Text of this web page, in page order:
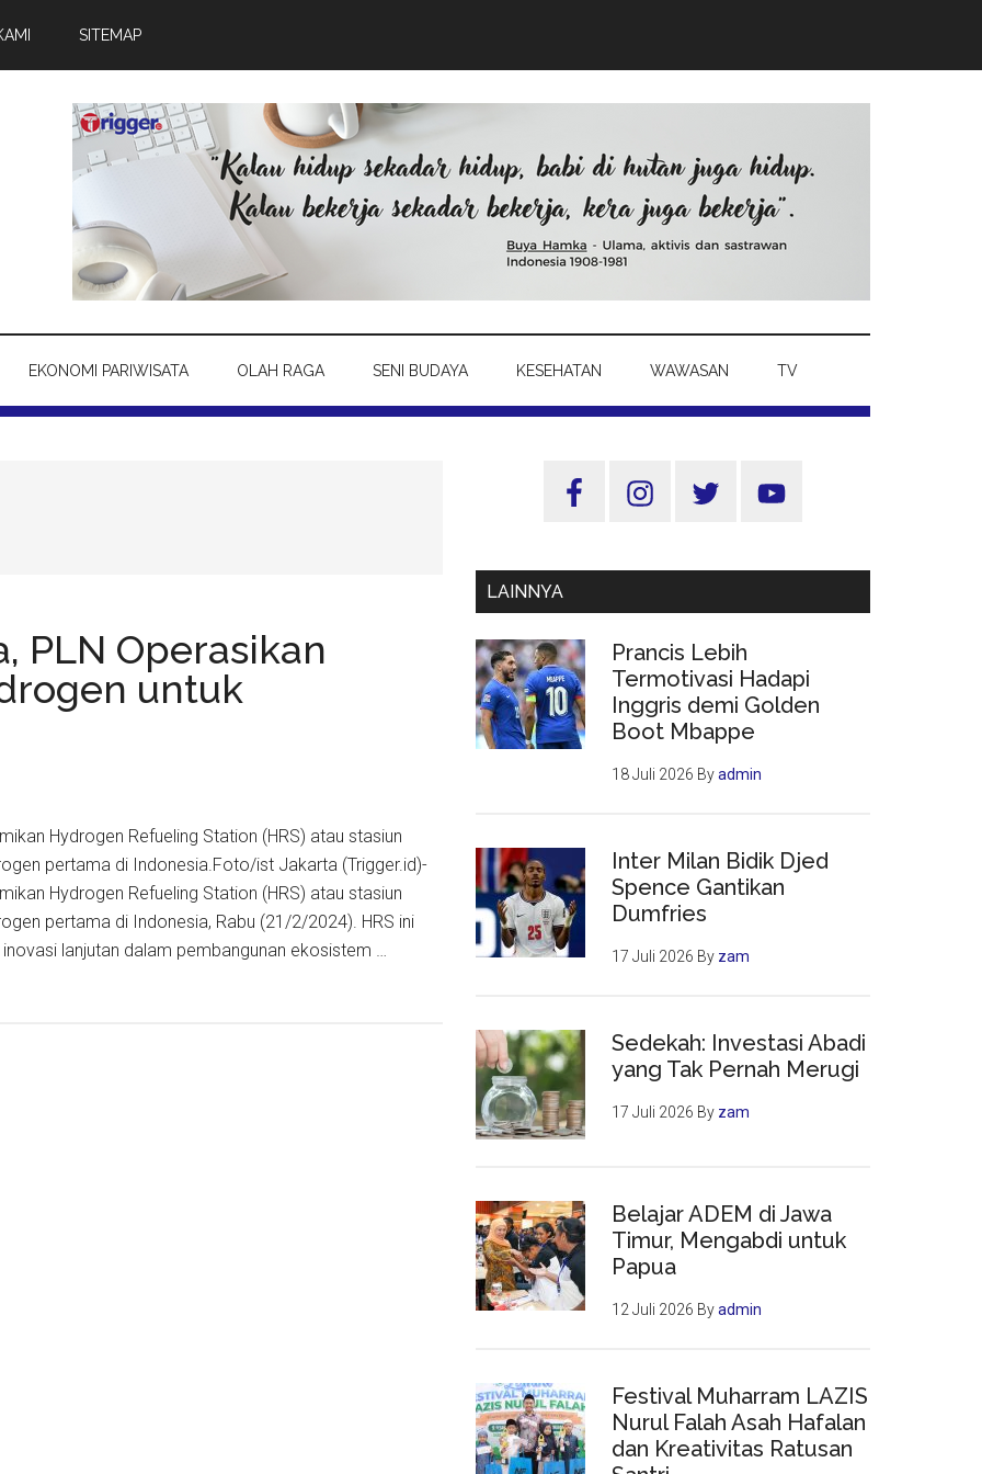
SITEMAP
EKONOMI PARIWISATA OLAH RAGA SENI BUDAYA KESEHATAN WAWASAN TV
PLN Operasikan
untuk
Hydrogen Refueling Station (HRS) atau stasiun
pertama di Indonesia.Foto/ist Jakarta (Trigger.id)-
Hydrogen Refueling Station (HRS) atau stasiun
pertama di Indonesia, Rabu (21/2/2024). HRS ini
lanjutan dalam pembangunan ekosistem …
Sidebar
Utama
LAINNYA
Prancis Lebih
Termotivasi Hadapi
Inggris demi Golden
Boot Mbappe
18 Juli 2026 Byadmin
Inter Milan Bidik Djed
Spence Gantikan
Dumfries
17 Juli 2026 By zam
Sedekah: Investasi Abadi
yang Tak Pernah Merugi
17 Juli 2026 By zam
Belajar ADEM di Jawa
Timur, Mengabdi untuk
Papua
12 Juli 2026 Byadmin
Festival Muharram LAZIS
Nurul Falah Asah Hafalan
dan Kreativitas Ratusan